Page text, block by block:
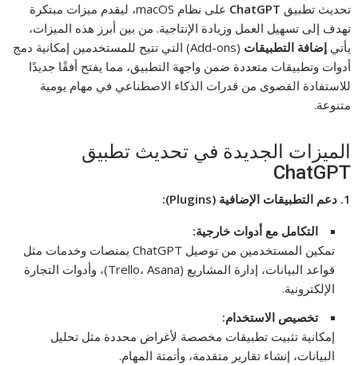
تحديث تطبيق ChatGPT
على نظام macOS، ليقدم ميزات مبتكرة
تهدف إلى تسهيل العمل وزيادة الإنتاجية. من بين أبرز هذه الميزات،
يأتيإضافة التطبيقات
(Add-ons) التي تتيح للمستخدمين إمكانية دمج
أدوات وتطبيقات متعددة ضمن واجهة التطبيق، مما يفتح أفقًا جديدًا
للاستفادة القصوى من قدرات الذكاء الاصطناعي في مهام يومية
متنوعة.
الميزات الجديدة في تحديث تطبيق
ChatGPT
1. دعم التطبيقات الإضافية (Plugins):
التكامل مع أدوات خارجية:
تمكين المستخدمين من توصيل ChatGPT بمنصات وخدمات مثل
قواعد البيانات، إدارة المشاريع (Trello، Asana)، وأدوات التجارة
الإلكترونية.
تخصيص الاستخدام:
إمكانية تثبيت تطبيقات مخصصة لأغراض محددة مثل تحليل
البيانات، إنشاء تقارير متقدمة، وأتمتة المهام.